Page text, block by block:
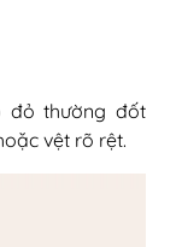
đỏ thường đốt
vệt rõ rệt.